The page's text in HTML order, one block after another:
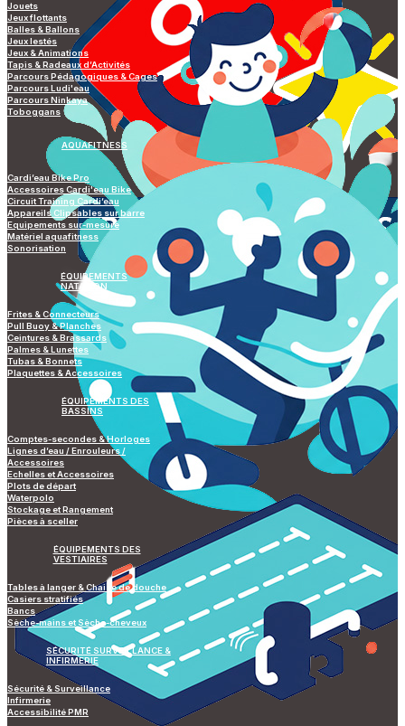
Jouets
Jeux flottants
Balles & Ballons
Jeux lestés
Jeux & Animations
Tapis & Radeaux d’Activités
Parcours Pédagogiques & Cages
Parcours Ludi'eau
Parcours Ninkaya
Toboggans
AQUAFITNESS
Cardi’eau Bike Pro
Accessoires Cardi'eau Bike
Circuit Training Cardi’eau
Appareils Clipsables sur barre
Equipements sur-mesure
Matériel aquafitness
Sonorisation
ÉQUIPEMENTS
NATATION
Frites & Connecteurs
Pull Buoy & Planches
Ceintures & Brassards
Palmes & Lunettes
Tubas & Bonnets
Plaquettes & Accessoires
ÉQUIPEMENTS DES
BASSINS
Comptes-secondes & Horloges
Lignes d’eau / Enrouleurs /
Accessoires
Echelles et Accessoires
Plots de départ
Waterpolo
Stockage et Rangement
Pièces à sceller
ÉQUIPEMENTS DES
VESTIAIRES
Tables à langer & Chaise de douche
Casiers stratifiés
Bancs
Sèche-mains et Sèche-cheveux
SÉCURITÉ SURVEILLANCE &
INFIRMERIE
Sécurité & Surveillance
Infirmerie
Accessibilité PMR